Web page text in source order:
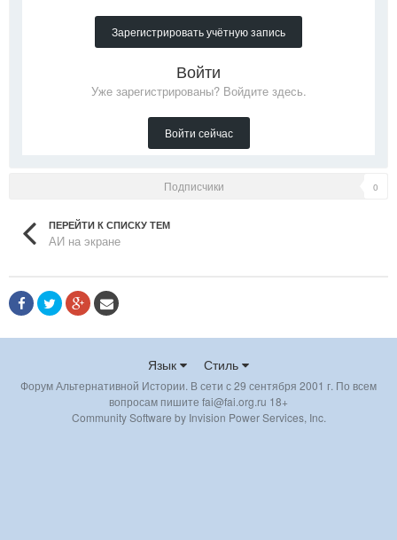
Зарегистрировать учётную запись
Войти
Уже зарегистрированы? Войдите здесь.
Войти сейчас
Подписчики 0
ПЕРЕЙТИ К СПИСКУ ТЕМ
АИ на экране
Язык Стиль
Форум Альтернативной Истории. В сети с 29 сентября 2001 г. По всем
вопросам пишите fai@fai.org.ru 18+
Community Software by Invision Power Services, Inc.